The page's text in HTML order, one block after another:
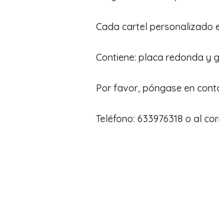
Cada cartel personalizado
Contiene: placa redonda y
Por favor, póngase en
Teléfono: 633976318 o al